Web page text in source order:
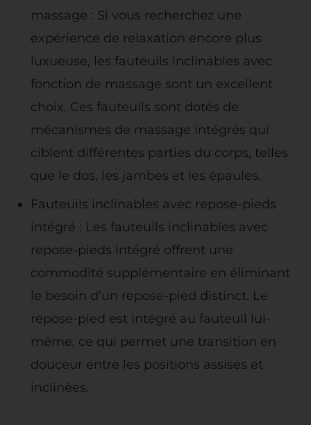
massage : Si vous recherchez une
expérience de relaxation encore plus
luxueuse, les fauteuils inclinables avec
fonction de massage sont un excellent
choix. Ces fauteuils sont dotés de
mécanismes de massage intégrés qui
ciblent différentes parties du corps, telles
que le dos, les jambes et les épaules.
Fauteuils inclinables avec repose-pieds
intégré : Les fauteuils inclinables avec
repose-pieds intégré offrent une
commodité supplémentaire en éliminant
le besoin d’un repose-pied distinct. Le
repose-pied est intégré au fauteuil lui-
même, ce qui permet une transition en
douceur entre les positions assises et
inclinées.